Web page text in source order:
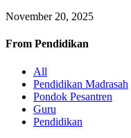
November 20, 2025
From Pendidikan
All
Pendidikan Madrasah
Pondok Pesantren
Guru
Pendidikan